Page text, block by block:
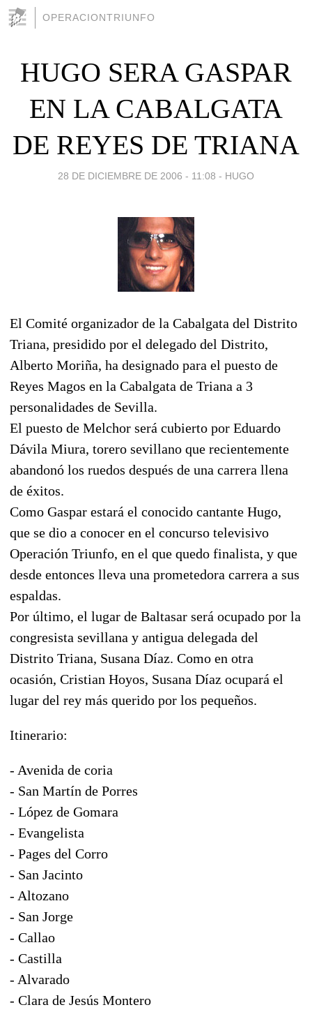
OPERACIONTRIUNFO
HUGO SERA GASPAR
EN LA CABALGATA
DE REYES DE TRIANA
28 DE DICIEMBRE DE 2006 - 11:08 - HUGO
El Comité organizador de la Cabalgata del Distrito
Triana, presidido por el delegado del Distrito,
Alberto Moriña, ha designado para el puesto de
Reyes Magos en la Cabalgata de Triana a 3
personalidades de Sevilla.
El puesto de Melchor será cubierto por Eduardo
Dávila Miura, torero sevillano que recientemente
abandonó los ruedos después de una carrera llena
de éxitos.
Como Gaspar estará el conocido cantante Hugo,
que se dio a conocer en el concurso televisivo
Operación Triunfo, en el que quedo finalista, y que
desde entonces lleva una prometedora carrera a sus
espaldas.
Por último, el lugar de Baltasar será ocupado por la
congresista sevillana y antigua delegada del
Distrito Triana, Susana Díaz. Como en otra
ocasión, Cristian Hoyos, Susana Díaz ocupará el
lugar del rey más querido por los pequeños.
Itinerario:
- Avenida de coria
- San Martín de Porres
- López de Gomara
- Evangelista
- Pages del Corro
- San Jacinto
- Altozano
- San Jorge
- Callao
- Castilla
- Alvarado
- Clara de Jesús Montero